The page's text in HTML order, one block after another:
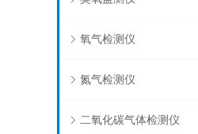
氧气检测仪
氮气检测仪
二氧化碳气体检测仪